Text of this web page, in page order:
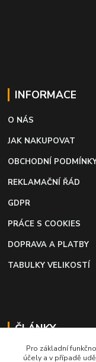
INFORMACE
O NÁS
JAK NAKUPOVAT
OBCHODNÍ
REKLAMAČNÍ ŘÁD
GDPR
PRÁCE S COOKIES
DOPRAVA A PLATBY
TABULKY VELIKOSTÍ
ČLÁNKY
Profi lepidlo na boty a
Pro základní
účely a v případě